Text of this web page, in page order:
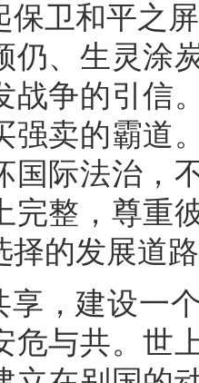
保卫和平之
仍、生灵涂
战争的引信
强卖的霸道
国际法治，
完整，尊重
择的发展道
享，建设一
危与共。世